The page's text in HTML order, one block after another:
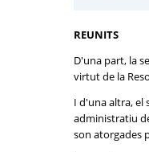
REUNITS
D'una part, la
virtut de la
I d'una altra, el
administratiu
son atorgades